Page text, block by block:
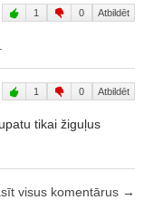
1 0 Atbildēt
1 0 Atbildēt
tikai žiguļus
visus komentārus →